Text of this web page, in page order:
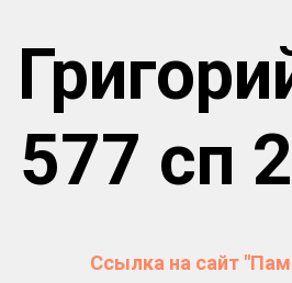
577 сп
Ссылка на сайт